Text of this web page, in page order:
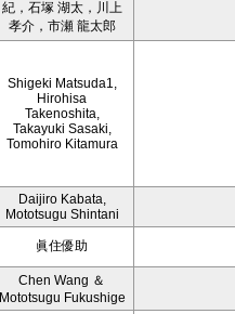
紀，石塚 湖太，川上
孝介，市瀬 龍太郎
Shigeki Matsuda1,
Hirohisa
Takenoshita,
Takayuki Sasaki,
Tomohiro Kitamura
Daijiro Kabata,
Mototsugu Shintani
眞住優助
Chen Wang ＆
Mototsugu Fukushige